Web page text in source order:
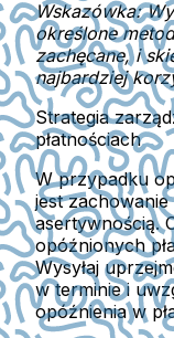
Wskazówka:
określone
zachęcane, i
najbardziej
Strategia
płatnościach
W przypadku
jest
asertywnością.
opóźnionych
Wysyłaj
w terminie i
opóźnienia w